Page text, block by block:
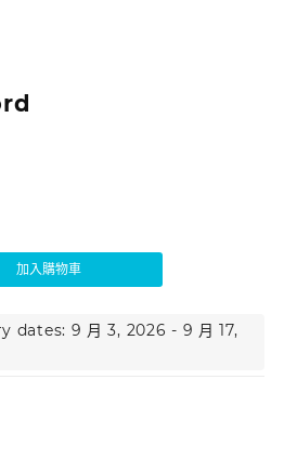
加入購物車
dates: 9 月 3, 2026 - 9 月 17,